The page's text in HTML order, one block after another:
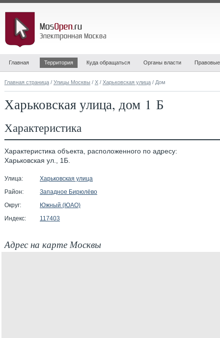
Главная Территория Куда обращаться Органы власти
Главная страница / Улицы Москвы / Х / Харьковская улица / Дом
Харьковская улица, дом 1 Б
Характеристика
Характеристика объекта, расположенного по адресу:
Харьковская ул., 1Б.
Улица:
Харьковская улица
Район:
Западное Бирюлёво
Округ:
Южный (ЮАО)
Индекс:
117403
Адрес на карте Москвы